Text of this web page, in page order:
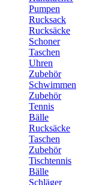
Pumpen
Rucksack
Rucksäcke
Schoner
Taschen
Uhren
Zubehör
Schwimmen
Zubehör
Tennis
Bälle
Rucksäcke
Taschen
Zubehör
Tischtennis
Bälle
Schläger